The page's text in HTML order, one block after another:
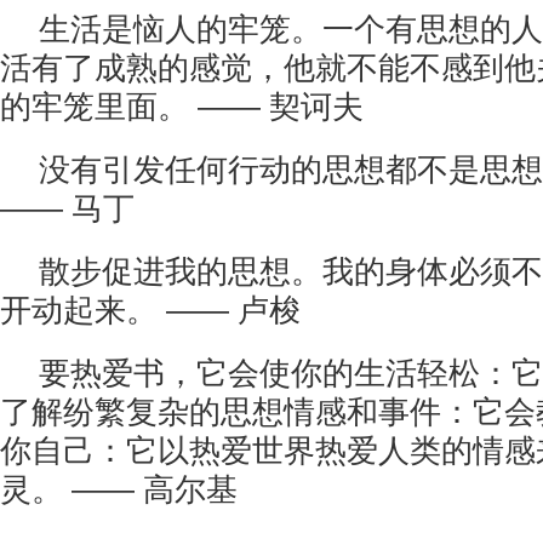
生活是恼人的牢笼。一个有思想的
活有了成熟的感觉，他就不能不感到
的牢笼里面。 —— 契诃夫
没有引发任何行动的思想都不是思
—— 马丁
散步促进我的思想。我的身体必须
开动起来。 —— 卢梭
要热爱书，它会使你的生活轻松：
了解纷繁复杂的思想情感和事件：它
你自己：它以热爱世界热爱人类的情
灵。 —— 高尔基